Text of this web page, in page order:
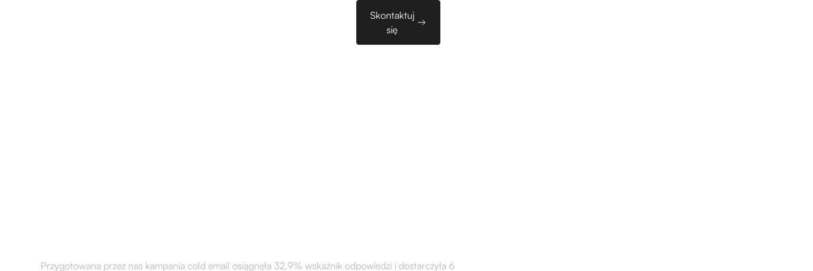
Skontaktuj
się
Przygotowana przez nas kampania cold email osiągnęła 32,9% wskaźnik odpowiedzi i dostarczyła 6